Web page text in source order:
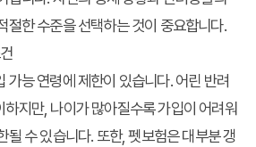
절한 수준을 선택하는 것이 중요합니다.
가능 연령에 제한이 있습니다. 어린 반려
지만, 나이가 많아질수록 가입이 어려워
될 수 있습니다. 또한, 펫보험은 대부분 갱